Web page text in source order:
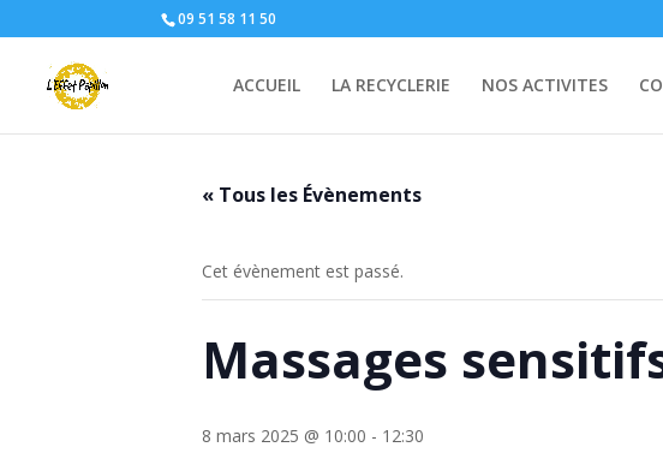
09 51 58 11 50
ACCUEIL LA RECYCLERIE NOS ACTIVITES
« Tous les Évènements
Cet évènement est passé.
Massages
8 mars 2025 @ 10:00 - 12:30